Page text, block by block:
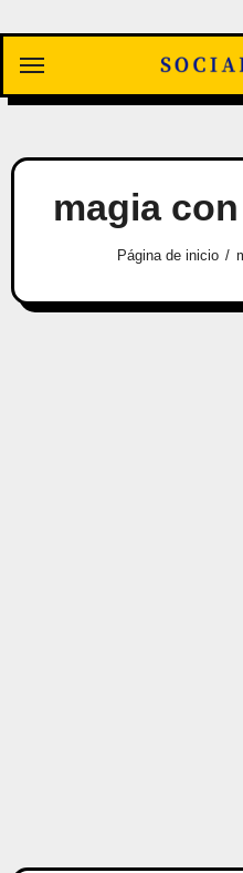
contenido
magia
Página de inicio